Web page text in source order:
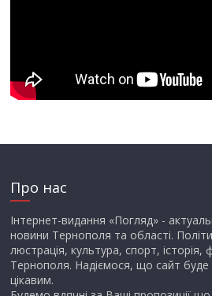
Про нас
Інтернет-видання «Погляд» -
новини Тернополя та області.
люстрація, культура, спорт,
Тернополя. Надіємося, що сайт
цікавим.